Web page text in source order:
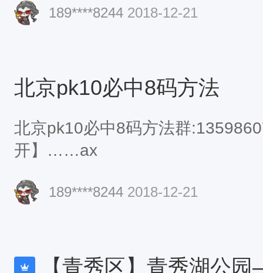
189****8244 2018-12-21
北京pk10必中8码方法
北京pk10必中8码方法群
开】……ax
189****8244 2018-12-21
【青秀区】青秀湖公